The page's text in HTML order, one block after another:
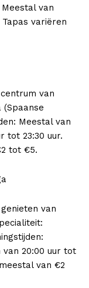
van
variëren
van
Meestal van
tot 23:30 uur.
tot €5.
van
van 20:00 uur tot
van €2